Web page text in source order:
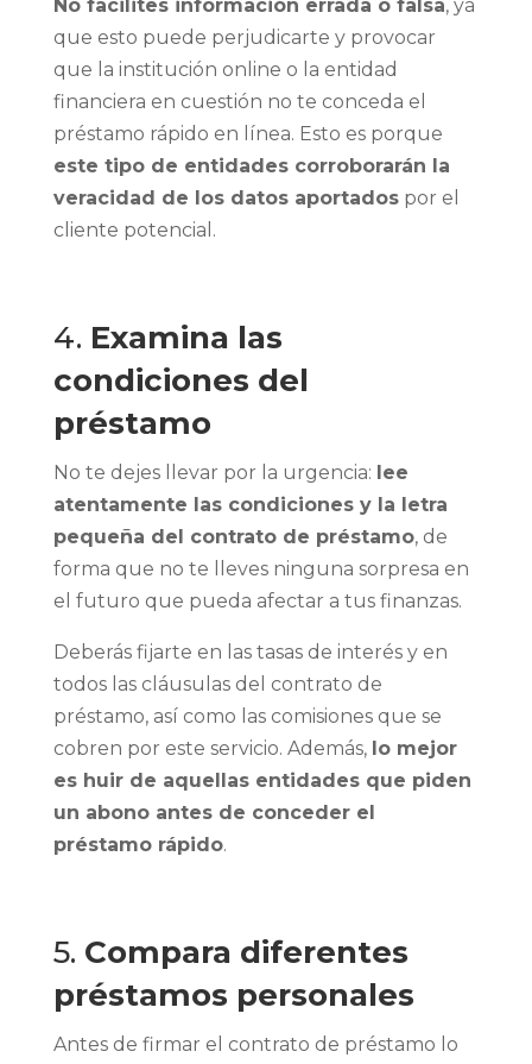
No facilites información errada o falsa, ya
que esto puede perjudicarte y provocar
que la institución online o la entidad
financiera en cuestión no te conceda el
préstamo rápido en línea. Esto es porque
este tipo de entidades corroborarán la
veracidad de los datos aportadospor el
cliente potencial.
4. Examina las
condiciones del
préstamo
No te dejes llevar por la urgencia: lee
atentamente las condiciones y la letra
pequeña del contrato de préstamo, de
forma que no te lleves ninguna sorpresa en
el futuro que pueda afectar a tus finanzas.
Deberás fijarte en las tasas de interés y en
todos las cláusulas del contrato de
préstamo, así como las comisiones que se
cobren por este servicio. Además, lo mejor
es huir de aquellas entidades que piden
un abono antes de conceder el
préstamo rápido.
5. Compara diferentes
préstamos personales
Antes de firmar el contrato de préstamo lo